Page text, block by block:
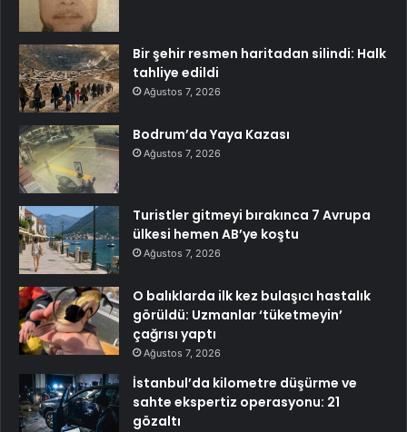
Bir şehir resmen haritadan silindi: Halk
tahliye edildi
Ağustos 7, 2026
Bodrum’da Yaya Kazası
Ağustos 7, 2026
Turistler gitmeyi bırakınca 7 Avrupa
ülkesi hemen AB’ye koştu
Ağustos 7, 2026
O balıklarda ilk kez bulaşıcı hastalık
görüldü: Uzmanlar ‘tüketmeyin’
çağrısı yaptı
Ağustos 7, 2026
İstanbul’da kilometre düşürme ve
sahte ekspertiz operasyonu: 21
gözaltı